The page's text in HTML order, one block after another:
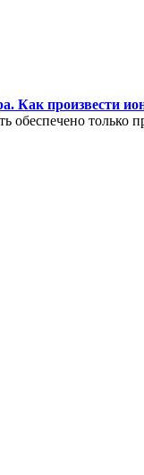
Как произвести
обеспечено только